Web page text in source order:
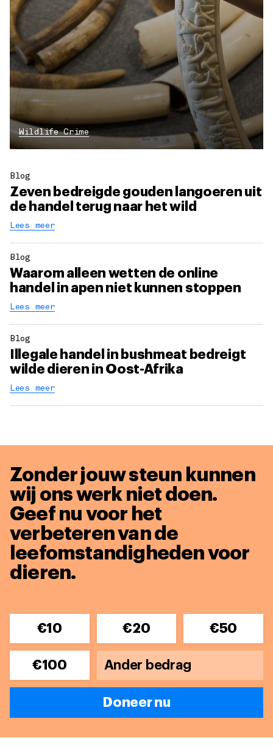
Wildlife Crime
Blog
Zeven bedreigde gouden langoeren uit
de handel terug naar het wild
Lees meer
Blog
Waarom alleen wetten de online
handel in apen niet kunnen stoppen
Lees meer
Blog
Illegale handel in bushmeat bedreigt
wilde dieren in Oost-Afrika
Lees meer
Zonder jouw steun kunnen
wij ons werk niet doen.
Geef nu voor het
verbeteren van de
leefomstandigheden voor
dieren.
€10 €20 €50
€100
Doneer nu